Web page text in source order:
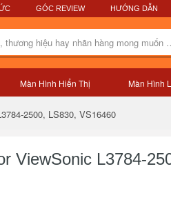
GÓC REVIEW HƯỚNG DẪN
Màn Hình Hiển Thị Màn Hình
2500, LS830, VS16460
ViewSonic L3784-